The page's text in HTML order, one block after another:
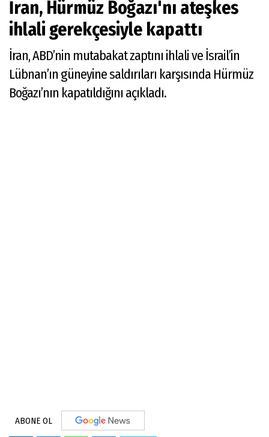
İran, Hürmüz Boğazı'nı ateşkes
ihlali gerekçesiyle kapattı
İran, ABD’nin mutabakat zaptını ihlali ve İsrail’in
Lübnan’ın güneyine saldırıları karşısında Hürmüz
Boğazı’nın kapatıldığını açıkladı.
ABONE OL